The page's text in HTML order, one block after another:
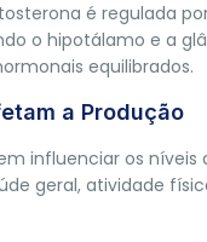
é regulada
o hipotálamo e a
equilibrados.
a Produção
influenciar os níveis
geral, atividade